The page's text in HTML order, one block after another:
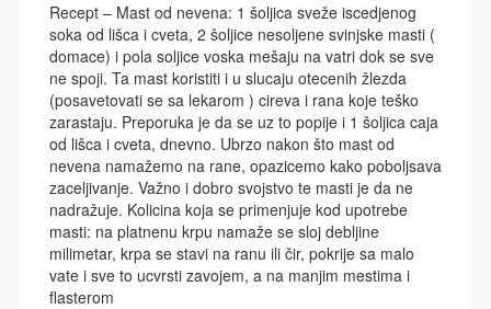
Recept – Mast od nevena: 1 šoljica sveže iscedjenog
soka od lišca i cveta, 2 šoljice nesoljene svinjske masti (
domace) i pola soljice voska mešaju na vatri dok se sve
ne spoji. Ta mast koristiti i u slucaju otecenih žlezda
(posavetovati se sa lekarom ) cireva i rana koje teško
zarastaju. Preporuka je da se uz to popije i 1 šoljica caja
od lišca i cveta, dnevno. Ubrzo nakon što mast od
nevena namažemo na rane, opazicemo kako poboljsava
zaceljivanje. Važno i dobro svojstvo te masti je da ne
nadražuje. Kolicina koja se primenjuje kod upotrebe
masti: na platnenu krpu namaže se sloj debljine
milimetar, krpa se stavi na ranu ili čir, pokrije sa malo
vate i sve to ucvrsti zavojem, a na manjim mestima i
flasterom